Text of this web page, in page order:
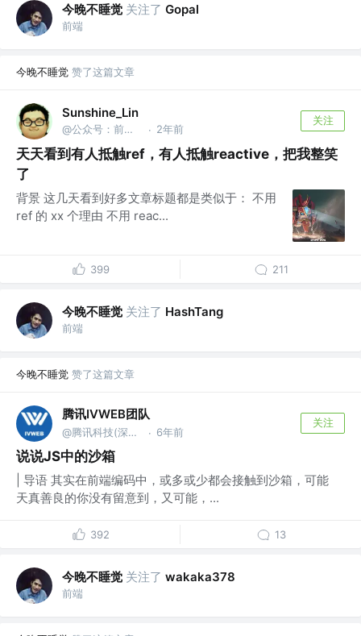
今晚不睡觉 关注了 Gopal
前端
今晚不睡觉 赞了这篇文章
Sunshine_Lin
@公众号：前端之神 & B站：林三心的挖掘机 · 2年前
关注
天天看到有人抵触ref，有人抵触reactive，把我整笑
了
背景 这几天看到好多文章标题都是类似于： 不用
ref 的 xx 个理由 不用 reac...
399 211
今晚不睡觉 关注了 HashTang
前端
今晚不睡觉 赞了这篇文章
腾讯IVWEB团队
@腾讯科技(深圳)有限公司 · 6年前
关注
说说JS中的沙箱
| 导语 其实在前端编码中，或多或少都会接触到沙箱，可能
天真善良的你没有留意到，又可能，...
392 13
今晚不睡觉 关注了 wakaka378
前端